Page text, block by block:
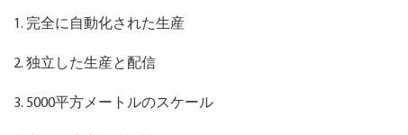
1. 完全に自動化された生産
2. 独立した生産と配信
3. 5000平方メートルのスケール